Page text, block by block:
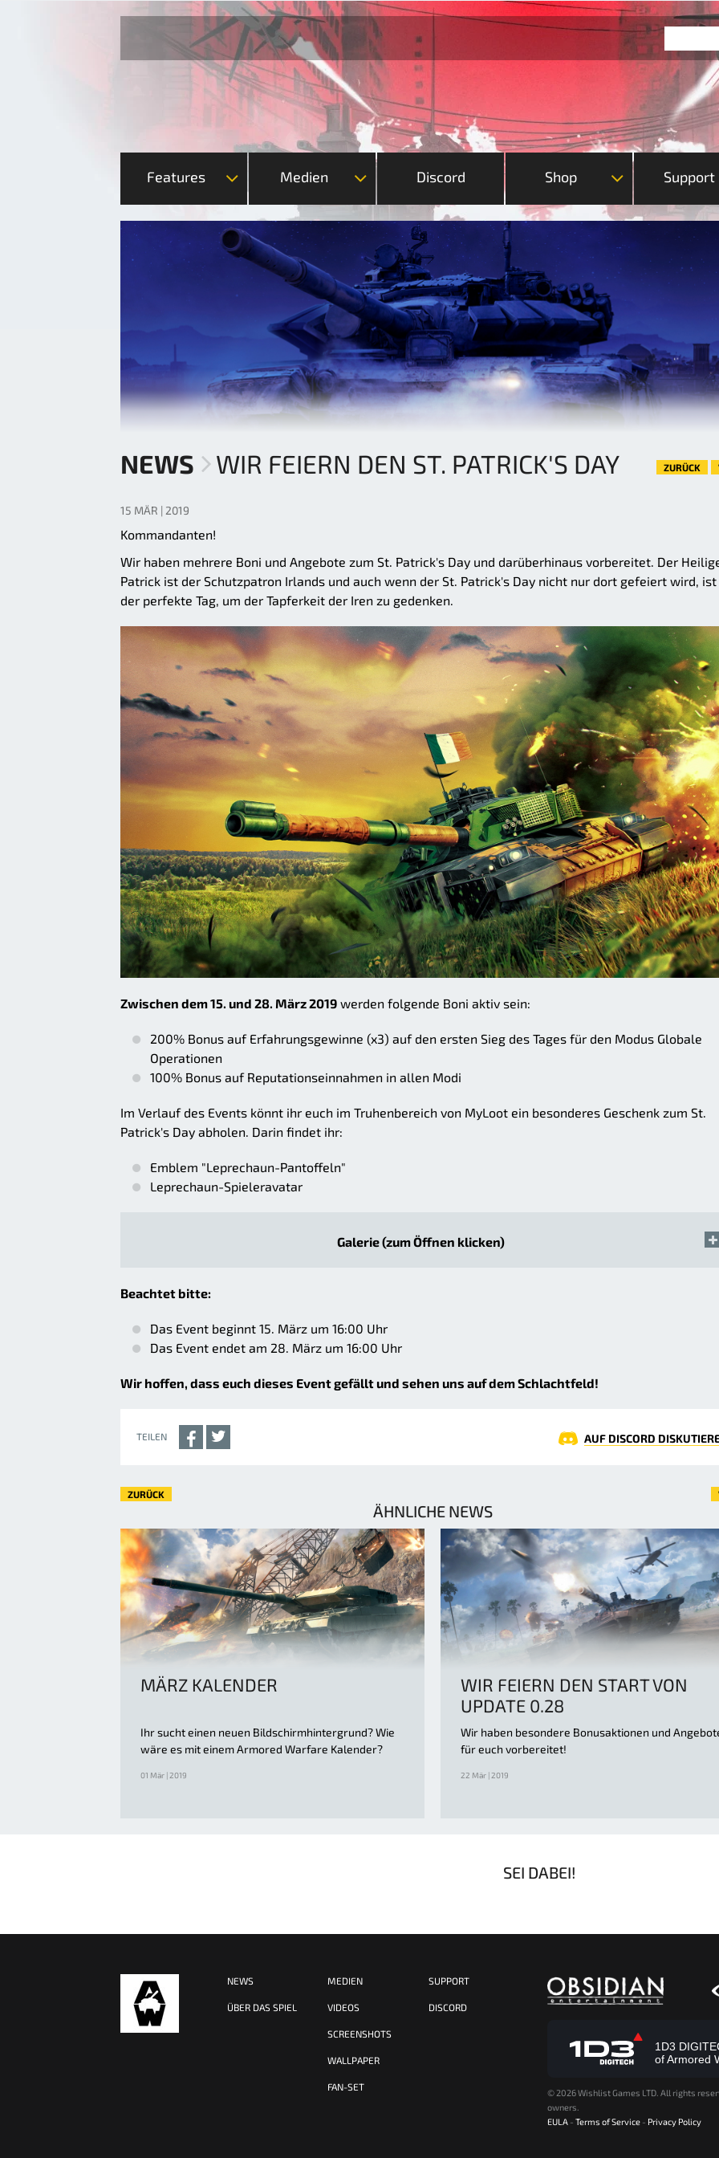
Features Medien Discord Shop Support
NEWS WIR FEIERN DEN ST. PATRICK'S DAY ZURÜCK
15 MÄR | 2019
Kommandanten!
Wir haben mehrere Boni und Angebote zum St. Patrick's Day und darüberhinaus vorbereitet. Der
Patrick ist der Schutzpatron Irlands und auch wenn der St. Patrick's Day nicht nur dort gefeiert wird, ist
der perfekte Tag, um der Tapferkeit der Iren zu gedenken.
Zwischen dem 15. und 28. März 2019 werden folgende Boni aktiv sein:
200% Bonus auf Erfahrungsgewinne (x3) auf den ersten Sieg des Tages für den Modus Globale
Operationen
100% Bonus auf Reputationseinnahmen in allen Modi
Im Verlauf des Events könnt ihr euch im Truhenbereich von MyLoot ein besonderes Geschenk zum St.
Patrick's Day abholen. Darin findet ihr:
Emblem "Leprechaun-Pantoffeln"
Leprechaun-Spieleravatar
Galerie (zum Öffnen klicken)
Beachtet bitte:
Das Event beginnt 15. März um 16:00 Uhr
Das Event endet am 28. März um 16:00 Uhr
Wir hoffen, dass euch dieses Event gefällt und sehen uns auf dem Schlachtfeld!
TEILEN AUF DISCORD
ZURÜCK
ÄHNLICHE NEWS
MÄRZ KALENDER
Ihr sucht einen neuen Bildschirmhintergrund? Wie
wäre es mit einem Armored Warfare Kalender?
01 Mär | 2019
WIR FEIERN DEN START VON
UPDATE 0.28
Wir haben besondere Bonusaktionen und
für euch vorbereitet!
22 Mär | 2019
SEI DABEI!
NEWS
ÜBER DAS SPIEL
MEDIEN
VIDEOS
SCREENSHOTS
WALLPAPER
FAN-SET
SUPPORT
DISCORD
1D3
of Armored
© 2026 Wishlist Games LTD. All rights
owners.
EULA - Terms of Service - Privacy Policy